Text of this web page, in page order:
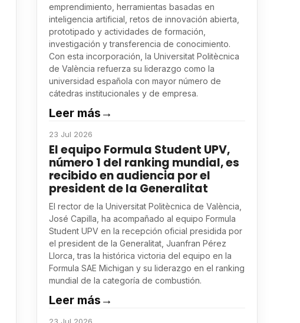
emprendimiento, herramientas basadas en
inteligencia artificial, retos de innovación abierta,
prototipado y actividades de formación,
investigación y transferencia de conocimiento.
Con esta incorporación, la Universitat Politècnica
de València refuerza su liderazgo como la
universidad española con mayor número de
cátedras institucionales y de empresa.
Leer más →
23 Jul 2026
El equipo Formula Student UPV,
número 1 del ranking mundial, es
recibido en audiencia por el
president de la Generalitat
El rector de la Universitat Politècnica de València,
José Capilla, ha acompañado al equipo Formula
Student UPV en la recepción oficial presidida por
el president de la Generalitat, Juanfran Pérez
Llorca, tras la histórica victoria del equipo en la
Formula SAE Michigan y su liderazgo en el ranking
mundial de la categoría de combustión.
Leer más →